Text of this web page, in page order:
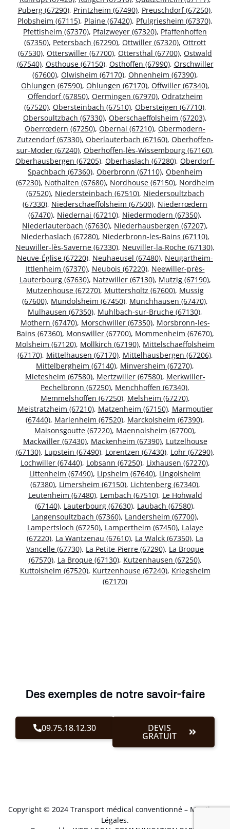
Puberg (67290), Printzheim (67490), Preuschdorf (67250),
Plobsheim (67115), Plaine (67420), Pfulgriesheim (67370),
Pfettisheim (67370), Pfalzweyer (67320), Pfaffenhoffen
(67350), Petersbach (67290), Ottwiller (67320), Ottrott
(67530), Otterswiller (67700), Ottersthal (67700), Ostwald
(67540), Osthouse (67150), Osthoffen (67990), Orschwiller
(67600), Olwisheim (67170), Ohnenheim (67390),
Ohlungen (67590), Ohlungen (67170), Offwiller (67340),
Offendorf (67850), Oermingen (67970), Odratzheim
(67520), Obersteinbach (67510), Obersteigen (67710),
Obersoultzbach (67330), Oberschaeffolsheim (67203),
Oberrœdern (67250), Obernai (67210), Obermodern-
Zutzendorf (67330), Oberlauterbach (67160), Oberhoffen-
sur-Moder (67240), Oberhoffen-lès-Wissembourg (67160),
Oberhausbergen (67205), Oberhaslach (67280), Oberdorf-
Spachbach (67360), Oberbronn (67110), Obenheim
(67230), Nothalten (67680), Nordhouse (67150), Nordheim
(67520), Niedersteinbach (67510), Niedersoultzbach
(67330), Niederschaeffolsheim (67500), Niederrœdern
(67470), Niedernai (67210), Niedermodern (67350),
Niederlauterbach (67630), Niederhausbergen (67207),
Niederhaslach (67280), Niederbronn-les-Bains (67110),
Neuwiller-lès-Saverne (67330), Neuviller-la-Roche (67130),
Neuve-Église (67220), Neuhaeusel (67480), Neugartheim-
Ittlenheim (67370), Neubois (67220), Neewiller-près-
Lauterbourg (67630), Natzwiller (67130), Mutzig (67190),
Mutzenhouse (67270), Muttersholtz (67600), Mussig
(67600), Mundolsheim (67450), Munchhausen (67470),
Mulhausen (67350), Muhlbach-sur-Bruche (67130),
Mothern (67470), Morschwiller (67350), Morsbronn-les-
Bains (67360), Monswiller (67700), Mommenheim (67670),
Molsheim (67120), Mollkirch (67190), Mittelschaeffolsheim
(67170), Mittelhausen (67170), Mittelhausbergen (67206),
Mittelbergheim (67140), Minversheim (67270),
Mietesheim (67580), Mertzwiller (67580), Merkwiller-
Pechelbronn (67250), Menchhoffen (67340),
Memmelshoffen (67250), Melsheim (67270),
Meistratzheim (67210), Matzenheim (67150), Marmoutier
(67440), Marlenheim (67520), Marckolsheim (67390),
Maisonsgoutte (67220), Maennolsheim (67700),
Mackwiller (67430), Mackenheim (67390), Lutzelhouse
(67130), Lupstein (67490), Lorentzen (67430), Lohr (67290),
Lochwiller (67440), Lobsann (67250), Lixhausen (67270),
Littenheim (67490), Lipsheim (67640), Lingolsheim
(67380), Limersheim (67150), Lichtenberg (67340),
Leutenheim (67480), Lembach (67510), Le Hohwald
(67140), Lauterbourg (67630), Laubach (67580),
Langensoultzbach (67360), Landersheim (67700),
Lampertsloch (67250), Lampertheim (67450), Lalaye
(67220), La Wantzenau (67610), La Walck (67350), La
Vancelle (67730), La Petite-Pierre (67290), La Broque
(67570), La Broque (67130), Kutzenhausen (67250),
Kuttolsheim (67520), Kurtzenhouse (67240), Kriegsheim
(67170)
Des exemples de notre savoir-faire
09.75.18.12.30 DEVIS
GRATUIT
Copyright © 2024 Transport médical conventionné – Mentions
Légales.